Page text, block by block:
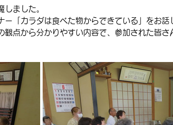
ました。
「カラダは食べた物からできている」をお話
点から分かりやすい内容で、参加された皆